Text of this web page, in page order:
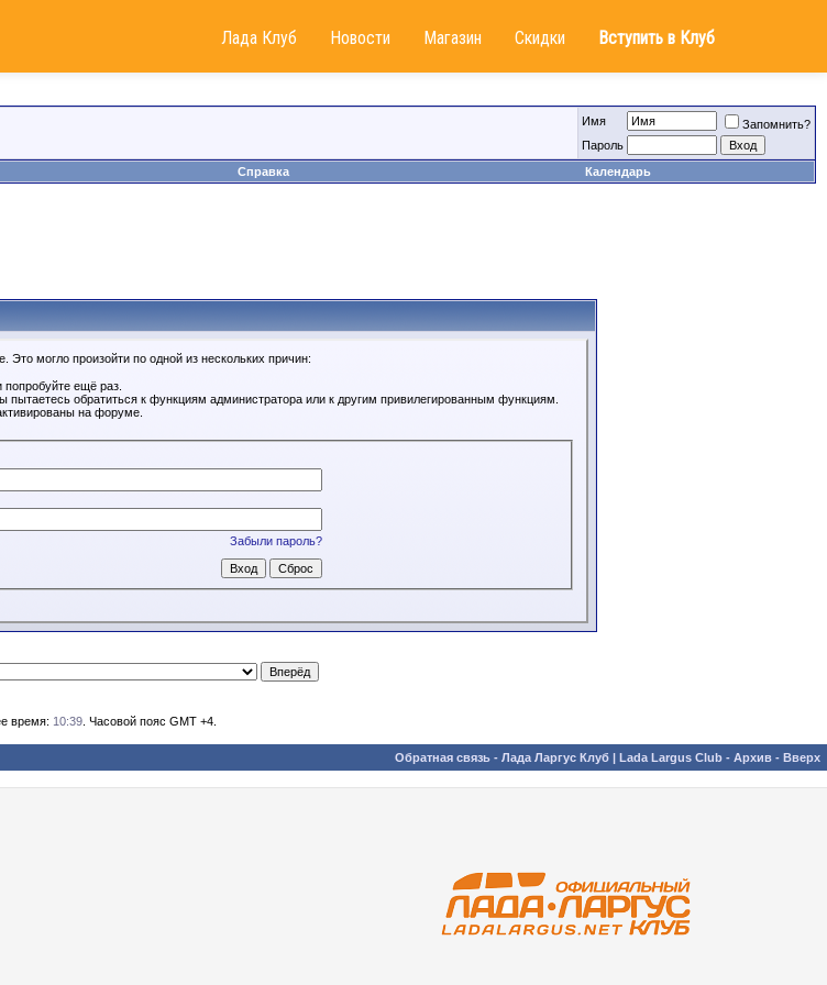
Лада Клуб Новости Магазин Скидки Вступить в Клуб
Имя
Запомнить?
Пароль
Справка Календарь
могло произойти по одной из нескольких причин:
ещё раз.
обратиться к функциям администратора или к другим привилегированным функциям.
на форуме.
Забыли пароль?
время: 10:39 . Часовой пояс GMT +4.
Обратная связь - Лада Ларгус Клуб | Lada Largus Club - Архив - Вверх